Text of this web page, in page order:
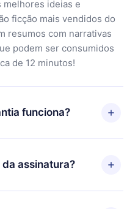
melhores ideias e
ficção mais vendidos do
resumos com narrativas
podem ser consumidos
de 12 minutos!
funciona?
e começar a
por algum motivo não
basta entrar em
assinatura?
a partir do próximo